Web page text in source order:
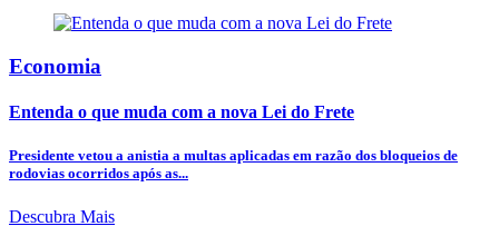
Economia
Entenda o que muda com a nova Lei do Frete
Presidente vetou a anistia a multas aplicadas em razão dos bloqueios de
rodovias ocorridos após as...
Descubra Mais